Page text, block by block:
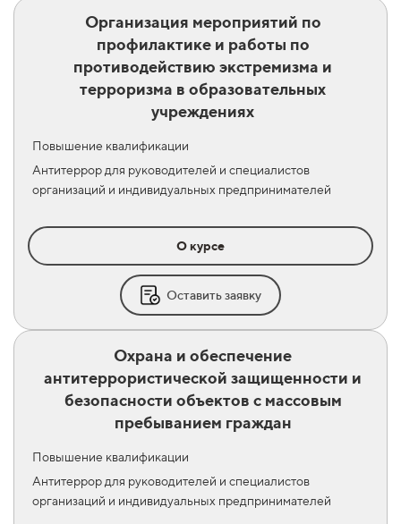
Организация мероприятий по
профилактике и работы по
противодействию экстремизма и
терроризма в образовательных
учреждениях
Повышение квалификации
Антитеррор для руководителей и специалистов
организаций и индивидуальных предпринимателей
О курсе
Оставить заявку
Охрана и обеспечение
антитеррористической защищенности и
безопасности объектов с массовым
пребыванием граждан
Повышение квалификации
Антитеррор для руководителей и специалистов
организаций и индивидуальных предпринимателей